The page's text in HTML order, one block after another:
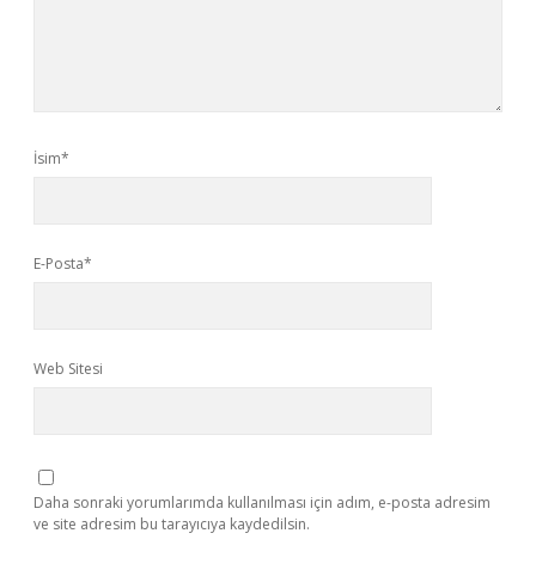
İsim*
E-Posta*
Web Sitesi
Daha sonraki yorumlarımda kullanılması için adım, e-posta adresim
ve site adresim bu tarayıcıya kaydedilsin.